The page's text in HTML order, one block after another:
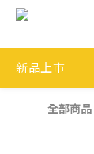
新品上市
全部商品